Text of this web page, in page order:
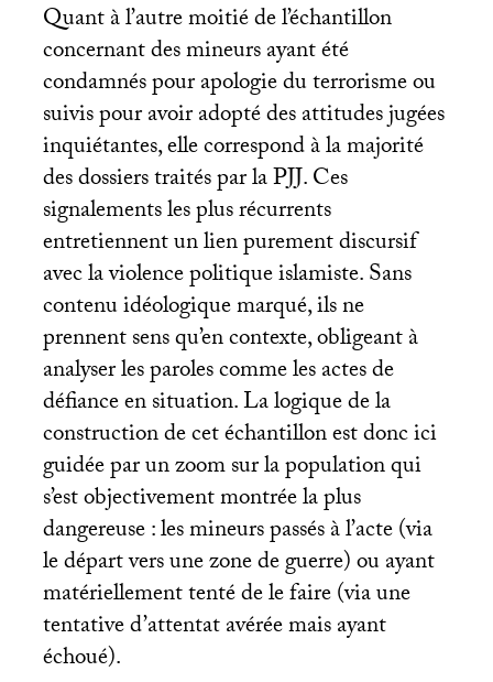
Quant à l’autre moitié de l’échantillon
concernant des mineurs ayant été
condamnés pour apologie du terrorisme ou
suivis pour avoir adopté des attitudes jugées
inquiétantes, elle correspond à la majorité
des dossiers traités par laPJJ. Ces
signalements les plus récurrents
entretiennent un lien purement discursif
avec la violence politique islamiste. Sans
contenu idéologique marqué, ils ne
prennent sens qu’en contexte, obligeant à
analyser les paroles comme les actes de
défiance en situation. La logique de la
construction de cet échantillon est donc ici
guidée par un zoom sur la population qui
s’est objectivement montrée la plus
dangereuse : les mineurs passés à l’acte (via
le départ vers une zone de guerre) ou ayant
matériellement tenté de le faire (via une
tentative d’attentat avérée mais ayant
échoué).